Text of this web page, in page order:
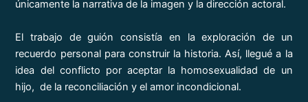
únicamente la narrativa de la imagen y la dirección actoral.
El trabajo de guión consistía en la exploración de un
recuerdo personal para construir la historia. Así, llegué a la
idea del conflicto por aceptar la homosexualidad de un
hijo, de la reconciliación y el amor incondicional.